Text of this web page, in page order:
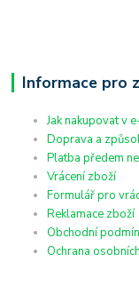
Informace pro
Jak nakupovat v
Doprava a
Platba předem
Vrácení zboží
Formulář pro
Reklamace zboží
Obchodní
Ochrana